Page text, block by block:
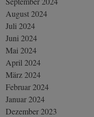
August 2024
Juli 2024
Juni 2024
Mai 2024
April 2024
März 2024
Februar 2024
Januar 2024
Dezember 2023